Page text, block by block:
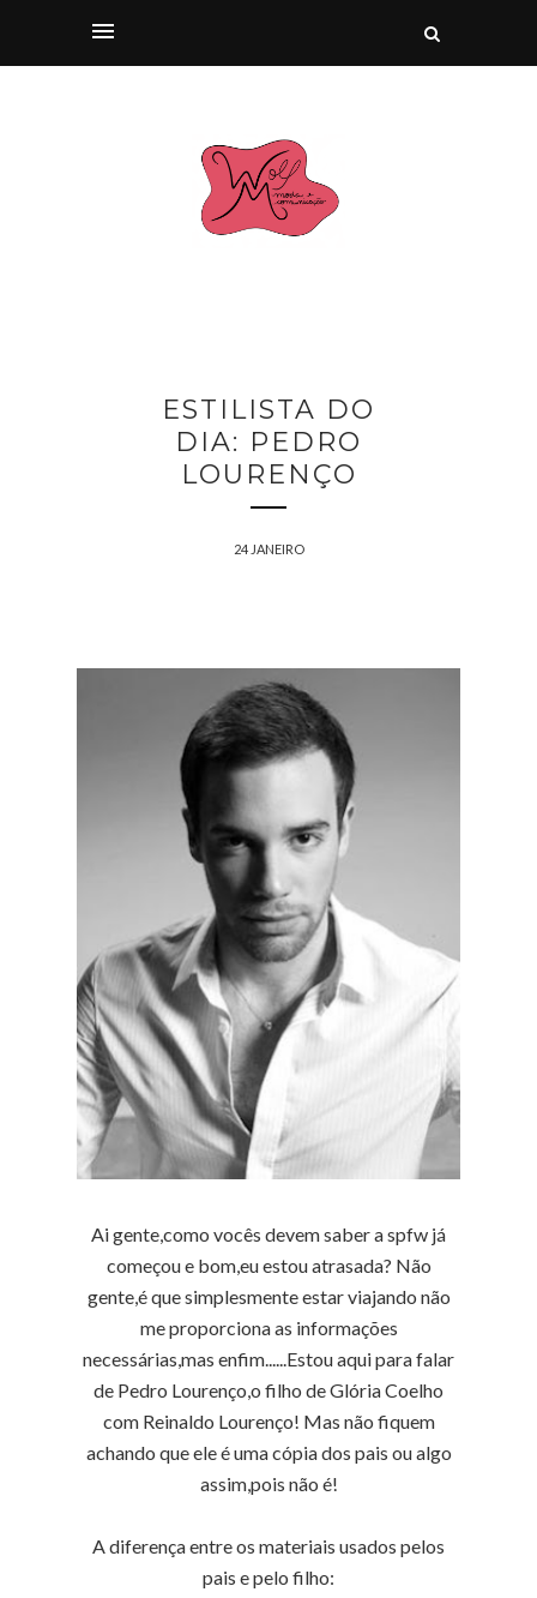
ESTILISTA DO
DIA: PEDRO
LOURENÇO
24 JANEIRO
Ai gente,como vocês devem saber a spfw já
começou e bom,eu estou atrasada? Não
gente,é que simplesmente estar viajando não
me proporciona as informações
necessárias,mas enfim......Estou aqui para falar
de Pedro Lourenço,o filho de Glória Coelho
com Reinaldo Lourenço! Mas não fiquem
achando que ele é uma cópia dos pais ou algo
assim,pois não é!
A diferença entre os materiais usados pelos
pais e pelo filho: